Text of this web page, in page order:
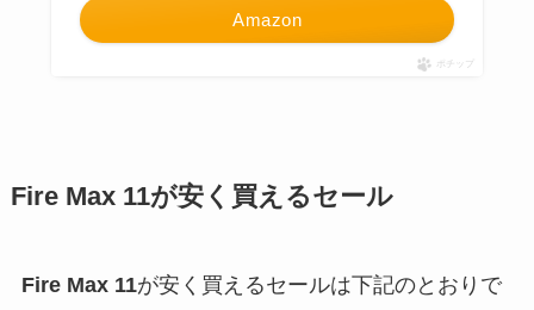
Amazon
ポチップ
Fire Max 11が安く買えるセール
Fire Max 11が安く買えるセールは下記のとおりで